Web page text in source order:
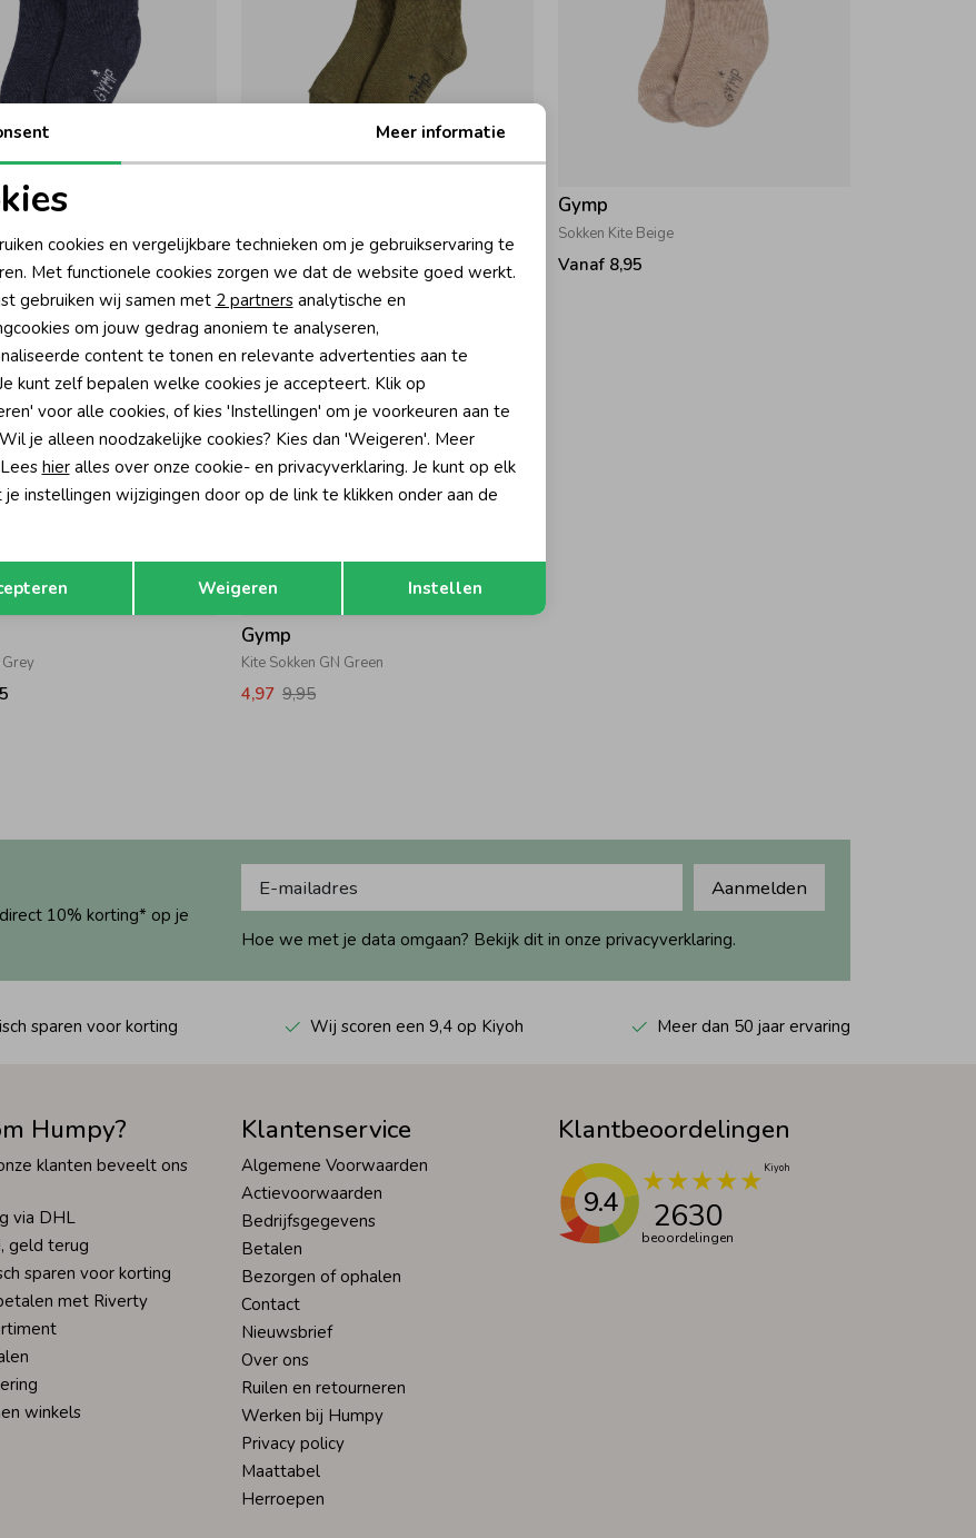
Sokken Kite Green
Vanaf 8,95
Gymp
Sokken Kite Beige
Vanaf 8,95
Grey
-50% korting
Gymp
Kite Sokken GN Green
4,97 9,95
10% korting* op je
Aanmelden
Hoe we met je data omgaan? Bekijk dit in onze privacyverklaring.
sparen voor korting Wij scoren een 9,4 op Kiyoh Meer dan 50 jaar ervaring
Humpy?
klanten beveelt ons
via DHL
geld terug
sparen voor korting
met Riverty
winkels
Klantenservice
Algemene Voorwaarden
Actievoorwaarden
Bedrijfsgegevens
Betalen
Bezorgen of ophalen
Contact
Nieuwsbrief
Over ons
Ruilen en retourneren
Werken bij Humpy
Privacy policy
Maattabel
Herroepen
Klantbeoordelingen
9.4 2630
beoordelingen
cookies
cookies Marketing cookies
Opslaan
Meer informatie
cookies en vergelijkbare technieken om je gebruikservaring te
Met functionele cookies zorgen we dat de website goed werkt.
gebruiken wij samen met 2 partnersanalytische en
om jouw gedrag anoniem te analyseren,
content te tonen en relevante advertenties aan te
kunt zelf bepalen welke cookies je accepteert. Klik op
voor alle cookies, of kies 'Instellingen' om je voorkeuren aan te
je alleen noodzakelijke cookies? Kies dan 'Weigeren'. Meer
hieralles over onze cookie- en privacyverklaring. Je kunt op elk
instellingen wijzigingen door op de link te klikken onder aan de
Weigeren Instellen